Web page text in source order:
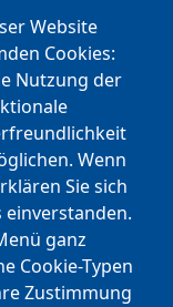
Website
Cookies:
Nutzung der
Wenn
Sie sich
ganz
Cookie-Typen
Zustimmung